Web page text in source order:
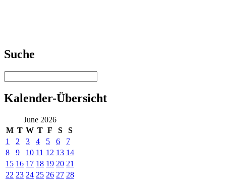
Suche
Kalender-Übersicht
June 2026
M T W T F S
S
1
2 3 4 5 6
7
8
9 10 11 12 13 14
15 16 17 18 19 20 21
22 23 24 25 26 27 28